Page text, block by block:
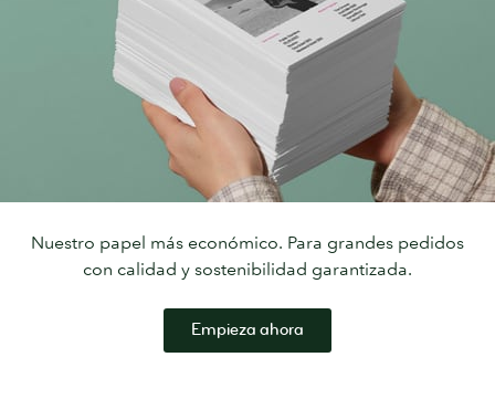
Nuestro papel más económico. Para grandes pedidos
con calidad y sostenibilidad garantizada.
Empieza ahora